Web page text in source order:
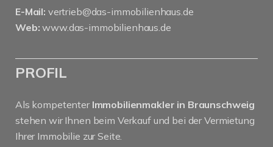
E-Mail: vertrieb@das-immobilienhaus.de
Web: www.das-immobilienhaus.de
PROFIL
Als kompetenter Immobilienmakler in Braunschweig
stehen wir Ihnen beim Verkauf und bei der Vermietung
Ihrer Immobilie zur Seite.